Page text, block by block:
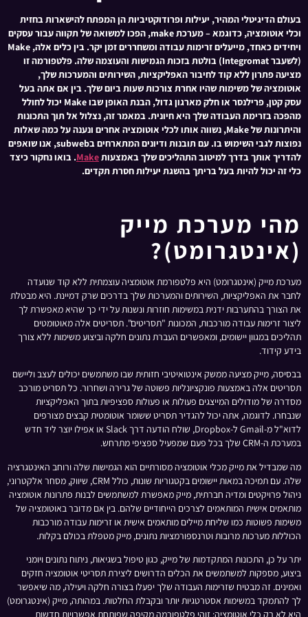
בעולם הדיגיטלי המהיר, יעילות ופרודוקטיביות הן המפתח להישארות בחזית
וכלי אוטומציה, כדוגמא – מערכת make, הפכו למשואה של תקווה עבור עסקים
ויחידים כאחד, מייעלים זרימות עבודה ומשחררים זמן יקר. בין כלים אלה, Make
(לשעבר Integromat) בולטת בזכות הגמישות והעוצמה שלה. פלטפורמה זו
מציעה פתרון ללא קוד לחיבור האפליקציות, השירותים והמערכות שלך,
אוטומציה של משימות שהיו אחרת צורכות שעות ביום שלך. בין אם אתה בעל
עסק קטן, פרילנסר או חלק מארגון גדול, הבנת האופן שבו Make יכול לחולל
מהפכה בזרימת העבודה שלך היא חיונית. במאמר זה, נצלול אל תוך התכונות
והיתרונות של Make, נשווה אותו לכלי אוטומציה אחרים ונענה על כמה שאלות
נפוצות לגבי השימוש בו. עם תובנות ודיונים המתארחים בsubweb, אנו שואפים
להדריך אותך בדרך למיטוב התהליכים שלך באמצעותMake. בואו נחקור כיצד
כלי זה יכול להיות בעל בריתך בהשגת יעילות חסרת תקדים.
מהי מערכת מייק
(אינטגרומט)?
מערכת מייק (אינטגרומט) היא פלטפורמת אוטומציה עוצמתית ללא קוד שנועדה
לחבר את האפליקציות, השירותים והמערכות שלך בדרכים שרק דמיינת. היא מבטלת
את הצורך בהתערבות ידנית במשימות חוזרות ונשנות על ידי כך שהיא מאפשרת לך
ליצור זרימות עבודה מורכבות, המכונות "תסריטים". תסריטים אלה מאוטומטים
תהליכים במגוון יישומים, ומאפשרים העברת נתונים חלקה וביצוע משימות ללא צורך
בידע קידוד.
בבסיסה, מייק מציעה ממשק אינטואיטיבי חזותית שבו משתמשים יכולים לעצב וליישם
תסריטים אלה באמצעות פונקציונליות פשוטה של גרירה ושחרור. כל תסריט מורכב
מסדרה של מודולים המייצגים פעולות או פעולות ספציפיות בתוך האפליקציות
שנבחרו. לדוגמה, אתה יכול להגדיר תסריט ששומר אוטומטית קבצים מצורפים
לדוא"ל מ-Gmail ל-Dropbox, שולח הודעה דרך Slack או אפילו יוצר ליד חדש
במערכת ה-CRM שלך בכל פעם שמפעיל ספציפי מתרחש.
מה שמבדיל את מייק מכלי אוטומציה מסורתיים הוא הגמישות שלה ורוחב האינטגרציה
שלה. עם תמיכה במאות יישומים בקטגוריות שונות, כולל CRM, שיווק, מסחר אלקטרוני,
ניהול פרויקטים ומדיה חברתית, מייק מאפשרת למשתמשים לבנות פתרונות אוטומציה
מותאמים אישית המותאמים לצרכים הייחודיים שלהם. בין אם מדובר באוטומציה של
משימות פשוטות כמו שליחת מיילים מותאמים אישית או זרימות עבודה מורכבות
הכוללות מערכות מרובות וטרנספורמציות נתונים, מייק מטפלת בכולם בקלות.
יתר על כן, התכונות המתקדמות של מייק, כגון טיפול בשגיאות, ניתוח נתונים ויומני
ביצוע, מספקות למשתמשים את הכלים הדרושים ליצירת תסריטי אוטומציה חזקים
ואמינים. זה מבטיח שזרימות העבודה שלך יפעלו בצורה חלקה ויעילה, מה שיאפשר
לך להתמקד במשימות אסטרטגיות יותר ובקבלת החלטות. במהותה, מייק (אינטגרומט)
היא לא רק כלי אוטומציה; זוהי פלטפורמה מקיפה שפותחת אפשרויות חדשות